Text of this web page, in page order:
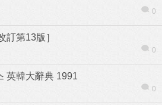
0
訂第13版］
0
英韓大辭典 1991
0